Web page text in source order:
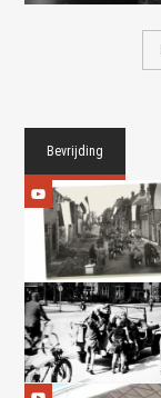
Bevrijding